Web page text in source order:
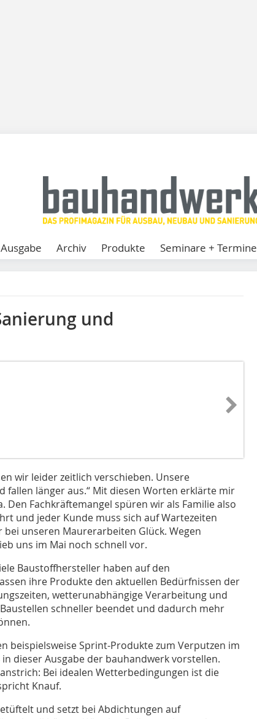
Archiv Produkte Seminare + Termine
und
wir leider zeitlich verschieben. Unsere
fallen länger aus.“ Mit diesen Worten erklärte mir
Fachkräftemangel spüren wir als Familie also
und jeder Kunde muss sich auf Wartezeiten
unseren Maurerarbeiten Glück. Wegen
uns im Mai noch schnell vor.
Baustoffhersteller haben auf den
ihre Produkte den aktuellen Bedürfnissen der
wetterunabhängige Verarbeitung und
schneller beendet und dadurch mehr
beispielsweise Sprint-Produkte zum Verputzen im
dieser Ausgabe der bauhandwerk vorstellen.
Bei idealen Wetterbedingungen ist die
Knauf.
und setzt bei Abdichtungen auf